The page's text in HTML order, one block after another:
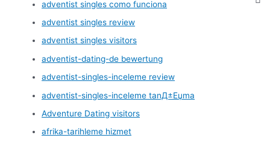
adventist singles como funciona
adventist singles review
adventist singles visitors
adventist-dating-de bewertung
adventist-singles-inceleme review
adventist-singles-inceleme tanД±Еџma
Adventure Dating visitors
afrika-tarihleme hizmet